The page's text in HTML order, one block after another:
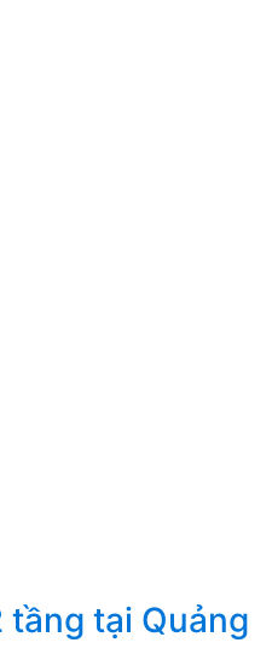
tầng tại Quảng